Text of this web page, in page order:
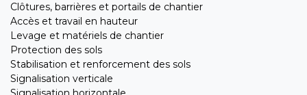
Clôtures, barrières et portails de chantier
Accès et travail en hauteur
Levage et matériels de chantier
Protection des sols
Stabilisation et renforcement des sols
Signalisation verticale